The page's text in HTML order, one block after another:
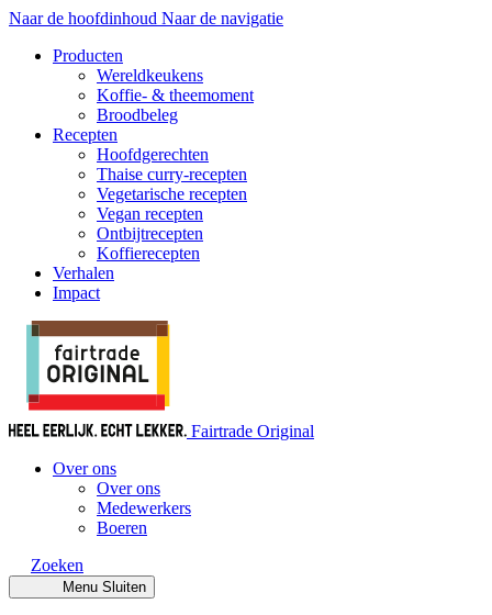
Naar de hoofdinhoud Naar de navigatie
Producten
Wereldkeukens
Koffie- & theemoment
Broodbeleg
Recepten
Hoofdgerechten
Thaise curry-recepten
Vegetarische recepten
Vegan recepten
Ontbijtrecepten
Koffierecepten
Verhalen
Impact
Fairtrade Original
Over ons
Over ons
Medewerkers
Boeren
Zoeken
Menu Sluiten